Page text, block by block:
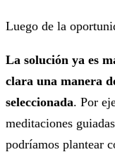
Luego de la
La solución ya es
clara una manera
seleccionada. Por
meditaciones
podríamos plantear